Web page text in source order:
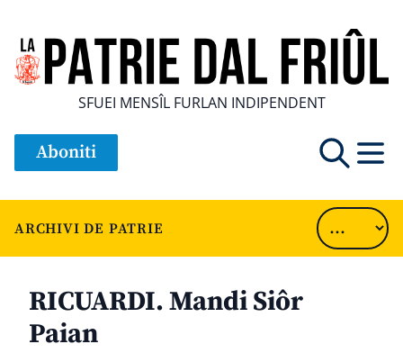
SFUEI MENSÎL FURLAN INDIPENDENT
Aboniti
ARCHIVI DE PATRIE
RICUARDI. Mandi Siôr
Paian